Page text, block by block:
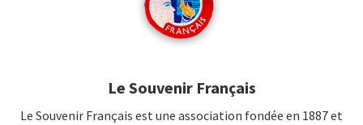
Le Souvenir Français
Le Souvenir Français est une association fondée en 1887 et